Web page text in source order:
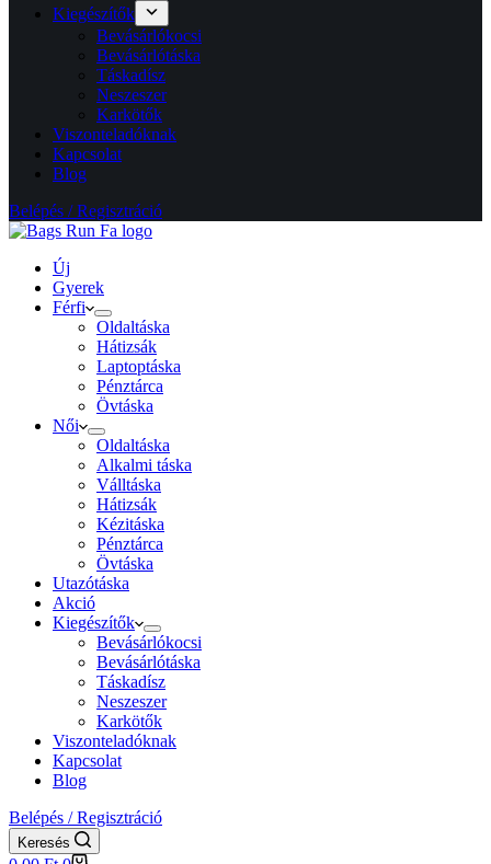
Kiegészítők
Bevásárlókocsi
Bevásárlótáska
Táskadísz
Neszeszer
Karkötők
Viszonteladóknak
Kapcsolat
Blog
Belépés / Regisztráció
Új
Gyerek
Férfi
Oldaltáska
Hátizsák
Laptoptáska
Pénztárca
Övtáska
Női
Oldaltáska
Alkalmi táska
Válltáska
Hátizsák
Kézitáska
Pénztárca
Övtáska
Utazótáska
Akció
Kiegészítők
Bevásárlókocsi
Bevásárlótáska
Táskadísz
Neszeszer
Karkötők
Viszonteladóknak
Kapcsolat
Blog
Belépés / Regisztráció
Keresés